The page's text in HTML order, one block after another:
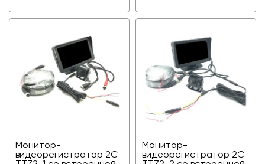
Монитор-
видеорегистратор 2C-
Монитор-
видеорегистратор 2C-